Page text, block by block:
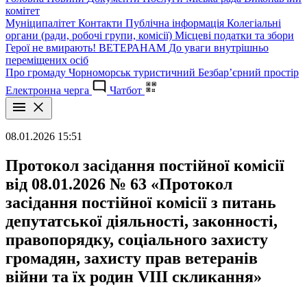
комітет
Муніципалітет Контакти Публічна інформація Колегіальні
органи (ради, робочі групи, комісії) Місцеві податки та збори
Герої не вмирають! ВЕТЕРАНАМ До уваги внутрішньо
переміщених осіб
Про громаду Чорноморськ туристичний Безбар’єрний простір
Електронна черга
Чатбот
08.01.2026 15:51
Протокол засідання постійної комісії
від 08.01.2026 № 63 «Протокол
засідання постійної комісії з питань
депутатської діяльності, законності,
правопорядку, соціального захисту
громадян, захисту прав ветеранів
війни та їх родин VІІІ скликання»